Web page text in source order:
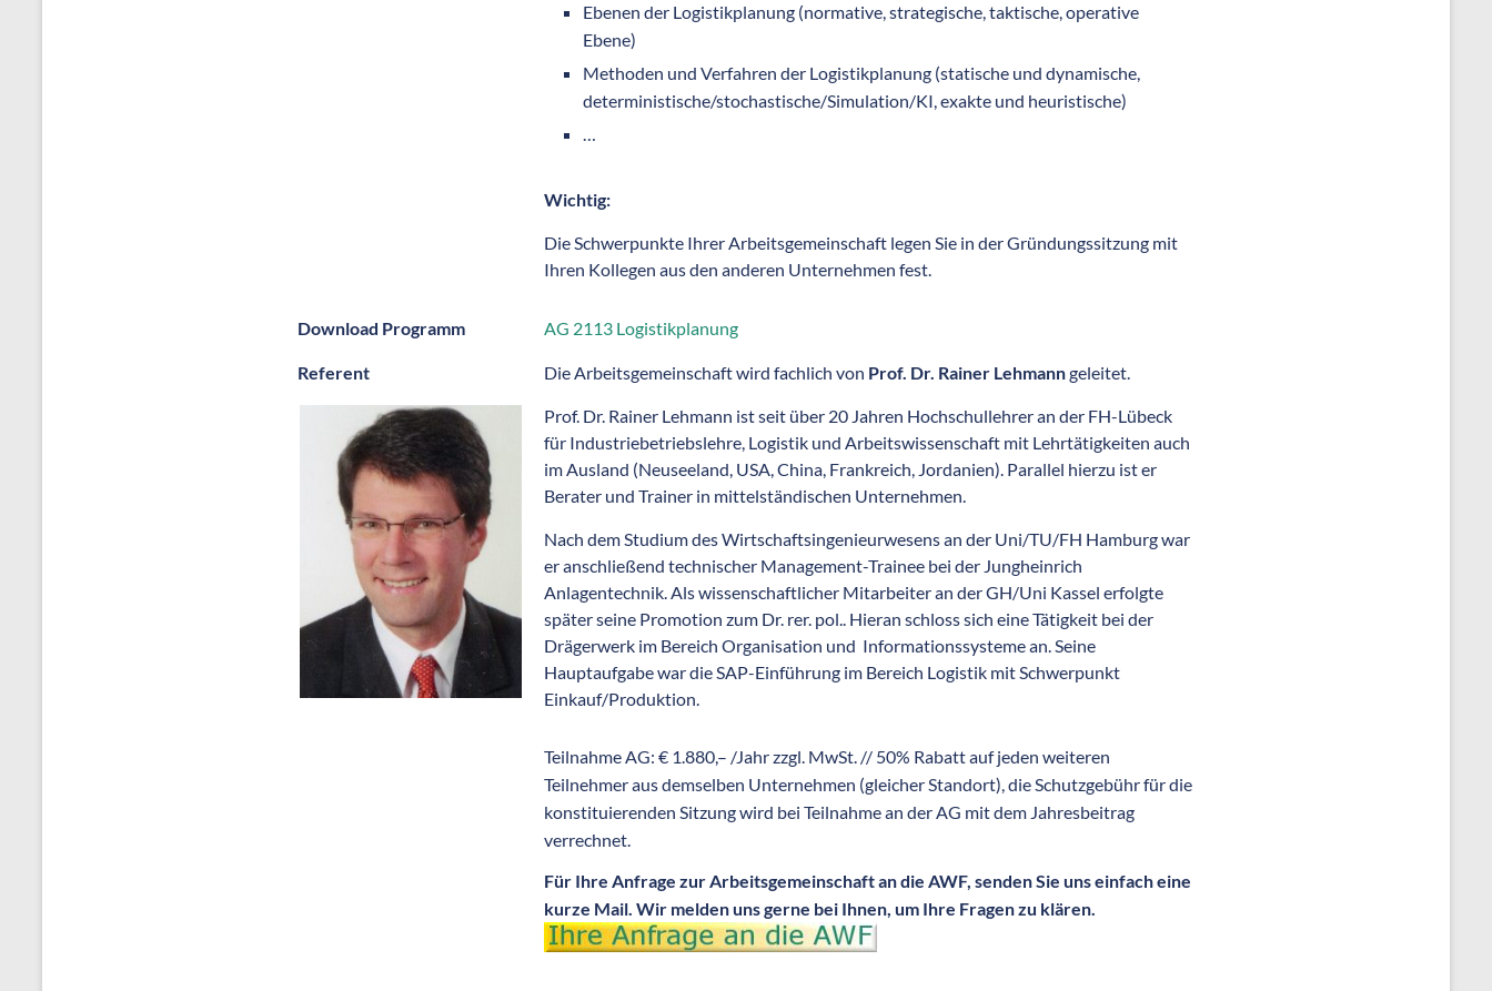
Ebenen der Logistikplanung (normative, strategische, taktische, operative
Ebene)
Methoden und Verfahren der Logistikplanung (statische und dynamische,
deterministische/stochastische/Simulation/KI, exakte und heuristische)
…
Wichtig:
Die Schwerpunkte Ihrer Arbeitsgemeinschaft legen Sie in der Gründungssitzung mit
Ihren Kollegen aus den anderen Unternehmen fest.
Download Programm AG 2113 Logistikplanung
Referent Die Arbeitsgemeinschaft wird fachlich von Prof. Dr. Rainer Lehmanngeleitet.
Prof. Dr. Rainer Lehmann ist seit über 20 Jahren Hochschullehrer an der FH-Lübeck
für Industriebetriebslehre, Logistik und Arbeitswissenschaft mit Lehrtätigkeiten auch
im Ausland (Neuseeland, USA, China, Frankreich, Jordanien). Parallel hierzu ist er
Berater und Trainer in mittelständischen Unternehmen.
Nach dem Studium des Wirtschaftsingenieurwesens an der Uni/TU/FH Hamburg war
er anschließend technischer Management-Trainee bei der Jungheinrich
Anlagentechnik. Als wissenschaftlicher Mitarbeiter an der GH/Uni Kassel erfolgte
später seine Promotion zum Dr. rer. pol.. Hieran schloss sich eine Tätigkeit bei der
Drägerwerk im Bereich Organisation und Informationssysteme an. Seine
Hauptaufgabe war die SAP-Einführung im Bereich Logistik mit Schwerpunkt
Einkauf/Produktion.
Teilnahme AG: € 1.880,– /Jahr zzgl. MwSt. // 50% Rabatt auf jeden weiteren
Teilnehmer aus demselben Unternehmen (gleicher Standort), die Schutzgebühr für die
konstituierenden Sitzung wird bei Teilnahme an der AG mit dem Jahresbeitrag
verrechnet.
Für Ihre Anfrage zur Arbeitsgemeinschaft an die AWF, senden Sie uns einfach eine
kurze Mail. Wir melden uns gerne bei Ihnen, um Ihre Fragen zu klären.